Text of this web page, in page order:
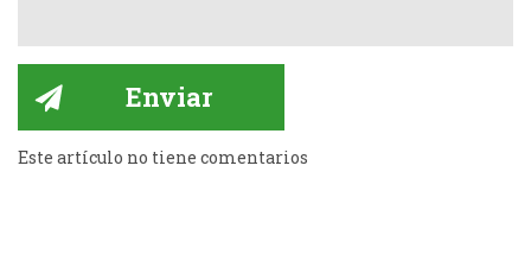
Este artículo no tiene comentarios